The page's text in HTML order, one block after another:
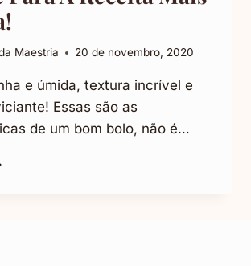
Maestria 20 de novembro, 2020
e úmida, textura incrível e
Essas são as
de um bom bolo, não é…